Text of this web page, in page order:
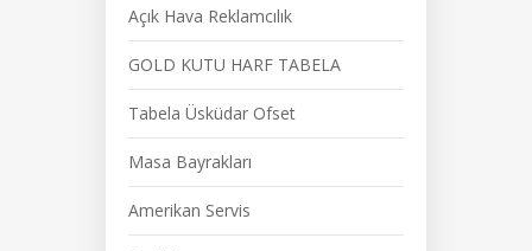
Açık Hava Reklamcılık
GOLD KUTU HARF TABELA
Tabela Üsküdar Ofset
Masa Bayrakları
Amerikan Servis